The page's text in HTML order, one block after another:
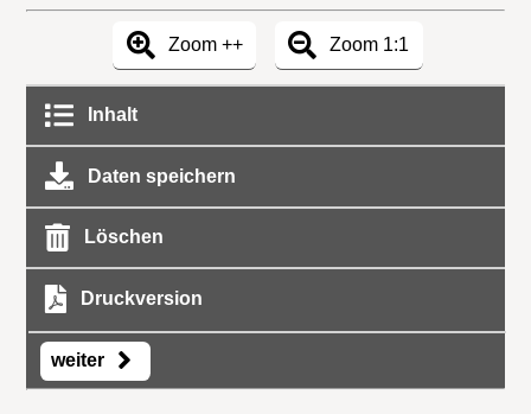
Zoom ++ Zoom 1:1
Inhalt
Daten speichern
Löschen
Druckversion
weiter